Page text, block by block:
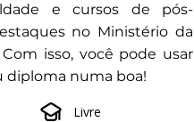
e cursos de pós-
no Ministério da
Com isso, você pode usar
diploma numa boa!
Livre